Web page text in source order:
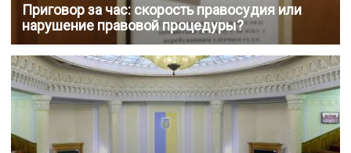
Приговор за час: скорость правосудия или
нарушение правовой процедуры?